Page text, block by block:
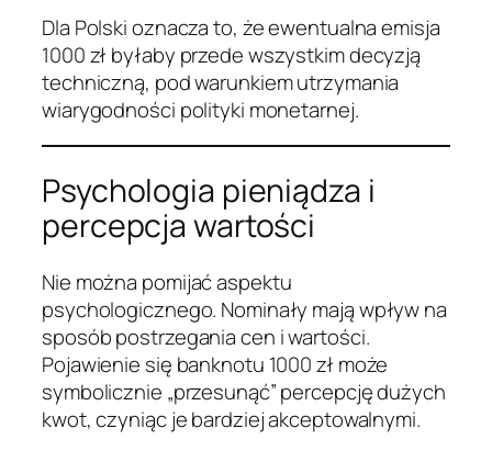
Dla Polski oznacza to, że ewentualna emisja
1000 zł byłaby przede wszystkim decyzją
techniczną, pod warunkiem utrzymania
wiarygodności polityki monetarnej.
Psychologia pieniądza i
percepcja wartości
Nie można pomijać aspektu
psychologicznego. Nominały mają wpływ na
sposób postrzegania cen i wartości.
Pojawienie się banknotu 1000 zł może
symbolicznie „przesunąć” percepcję dużych
kwot, czyniąc je bardziej akceptowalnymi.